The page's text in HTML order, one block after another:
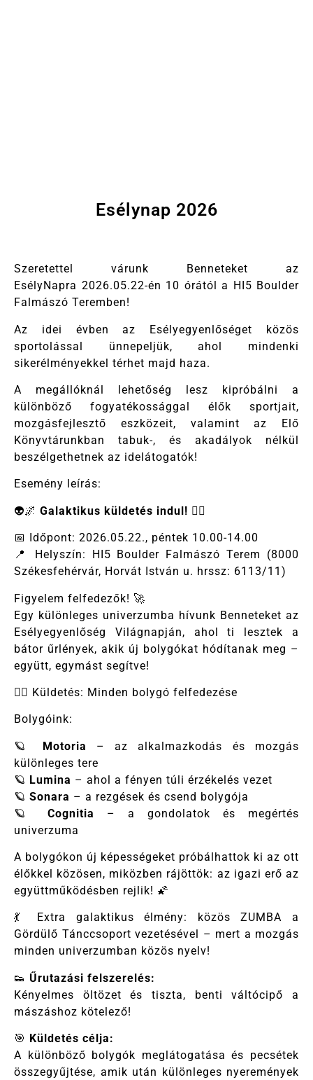
Esélynap 2026
Szeretettel várunk Benneteket az
EsélyNapra 2026.05.22-én 10 órától a HI5 Boulder
Falmászó Teremben!
Az idei évben az Esélyegyenlőséget közös
sportolással ünnepeljük, ahol mindenki
sikerélményekkel térhet majd haza.
A megállóknál lehetőség lesz kipróbálni a
különböző fogyatékossággal élők sportjait,
mozgásfejlesztő eszközeit, valamint az Elő
Könyvtárunkban tabuk-, és akadályok nélkül
beszélgethetnek az idelátogatók!
Esemény leírás:
👽🌌 Galaktikus küldetés indul! 🧗‍♂️
📅 Időpont: 2026.05.22., péntek 10.00-14.00
📍 Helyszín: HI5 Boulder Falmászó Terem (8000
Székesfehérvár, Horvát István u. hrssz: 6113/11)
Figyelem felfedezők! 🚀
Egy különleges univerzumba hívunk Benneteket az
Esélyegyenlőség Világnapján, ahol ti lesztek a
bátor űrlények, akik új bolygókat hódítanak meg –
együtt, egymást segítve!
🧗‍♀️ Küldetés: Minden bolygó felfedezése
Bolygóink:
🪐 Motoria – az alkalmazkodás és mozgás
különleges tere
🪐 Lumina – ahol a fényen túli érzékelés vezet
🪐 Sonara – a rezgések és csend bolygója
🪐 Cognitia
– a gondolatok és megértés
univerzuma
A bolygókon új képességeket próbálhattok ki az ott
élőkkel közösen, miközben rájöttök: az igazi erő az
együttműködésben rejlik! 🌠
💃 Extra galaktikus élmény: közös ZUMBA a
Gördülő Tánccsoport vezetésével – mert a mozgás
minden univerzumban közös nyelv!
👟 Űrutazási felszerelés:
Kényelmes öltözet és tiszta, benti váltócipő a
mászáshoz kötelező!
🎯 Küldetés célja:
A különböző bolygók meglátogatása és pecsétek
összegyűjtése, amik után különleges nyeremények